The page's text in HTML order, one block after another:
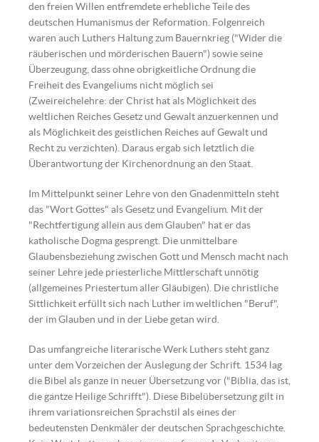
Martin Luther | Quelle:
Pixabay.com
den freien Willen entfremdete erhebliche Teile des
deutschen Humanismus der Reformation. Folgenreich
waren auch Luthers Haltung zum Bauernkrieg ("Wider die
räuberischen und mörderischen Bauern") sowie seine
Überzeugung, dass ohne obrigkeitliche Ordnung die
Freiheit des Evangeliums nicht möglich sei
(Zweireichelehre: der Christ hat als Möglichkeit des
weltlichen Reiches Gesetz und Gewalt anzuerkennen und
als Möglichkeit des geistlichen Reiches auf Gewalt und
Recht zu verzichten). Daraus ergab sich letztlich die
Überantwortung der Kirchenordnung an den Staat.
Im Mittelpunkt seiner Lehre von den Gnadenmitteln steht
das "Wort Gottes" als Gesetz und Evangelium. Mit der
"Rechtfertigung allein aus dem Glauben" hat er das
katholische Dogma gesprengt. Die unmittelbare
Glaubensbeziehung zwischen Gott und Mensch macht nach
seiner Lehre jede priesterliche Mittlerschaft unnötig
(allgemeines Priestertum aller Gläubigen). Die christliche
Sittlichkeit erfüllt sich nach Luther im weltlichen "Beruf",
der im Glauben und in der Liebe getan wird.
Das umfangreiche literarische Werk Luthers steht ganz
unter dem Vorzeichen der Auslegung der Schrift. 1534 lag
die Bibel als ganze in neuer Übersetzung vor ("Biblia, das ist,
die gantze Heilige Schrifft"). Diese Bibelübersetzung gilt in
ihrem variationsreichen Sprachstil als eines der
bedeutensten Denkmäler der deutschen Sprachgeschichte.